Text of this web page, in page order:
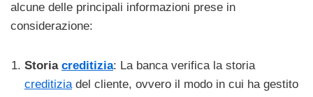
alcune delle principali informazioni prese in
considerazione:
Storia creditizia: La banca verifica la storia
creditiziadel cliente, ovvero il modo in cui ha gestito